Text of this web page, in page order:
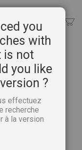
you
with
is not
you like
?
effectuez
recherche
à la version